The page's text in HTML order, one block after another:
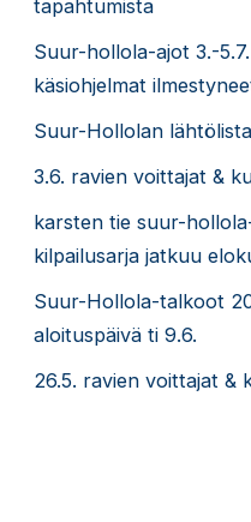
tapahtumista
Suur-hollola-ajot 3.-
käsiohjelmat
Suur-Hollolan
3.6. ravien voittajat &
karsten tie suur-
kilpailusarja jatkuu
Suur-Hollola-talkoot
aloituspäivä ti 9.6.
26.5. ravien voittajat &